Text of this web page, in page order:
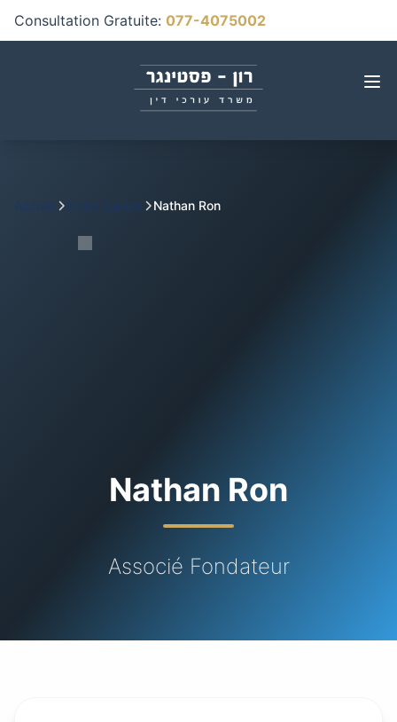
Consultation Gratuite: 077-4075002
Accueil Notre Équipe Nathan Ron
Nathan Ron
Associé Fondateur